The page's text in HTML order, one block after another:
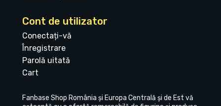
Cont de utilizator
Conectați-vă
Înregistrare
Parolă uitată
Cart
Fanbase Shop România și Europa Centrală și de Est vă